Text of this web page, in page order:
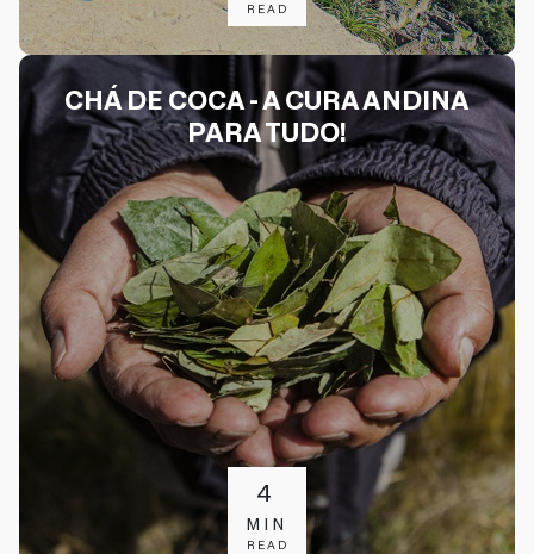
READ
CHÁ DE COCA - A CURA ANDINA
PARA TUDO!
4
MIN
READ